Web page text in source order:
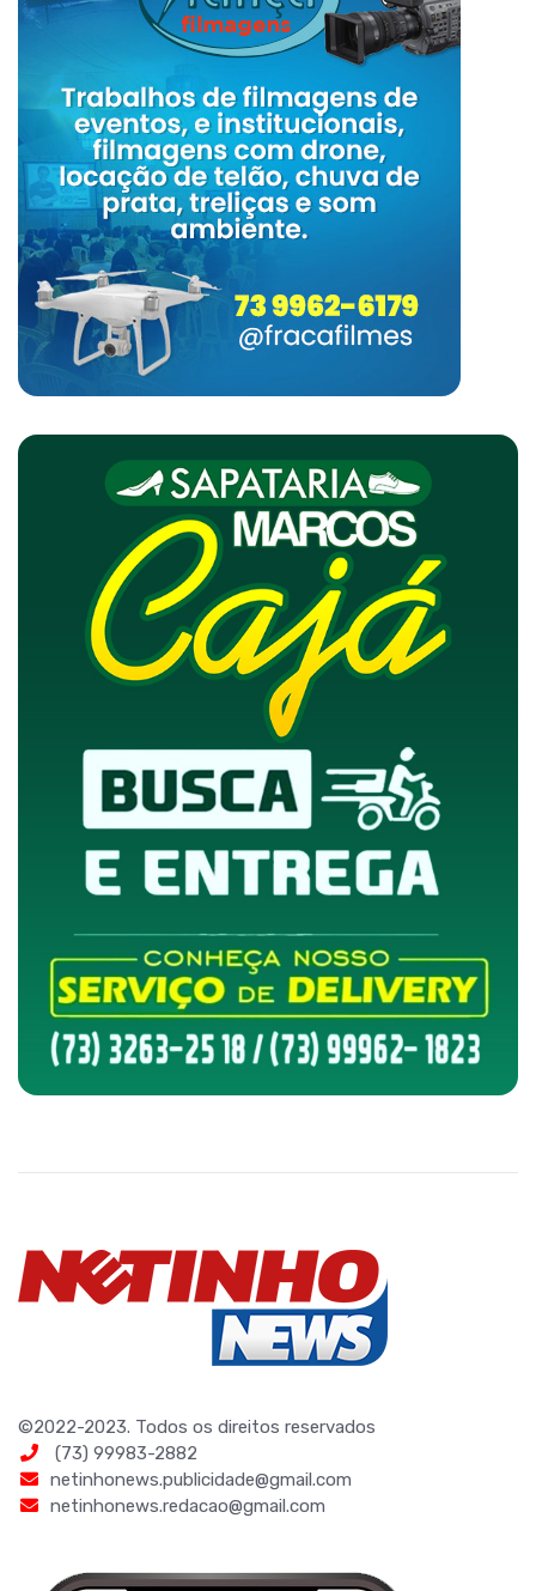
©2022-2023. Todos os direitos reservados
(73) 99983-2882
netinhonews.publicidade@gmail.com
netinhonews.redacao@gmail.com